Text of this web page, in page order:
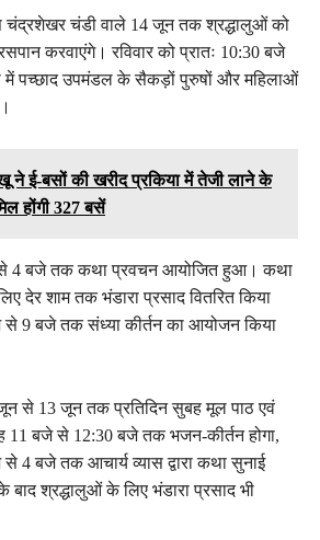
चंद्रशेखर चंडी वाले 14 जून तक श्रद्धालुओं को
करवाएंगे। रविवार को प्रातः 10:30 बजे
में पच्छाद उपमंडल के सैकड़ों पुरुषों और महिलाओं
ने ई-बसों की खरीद प्रकिया में तेजी लाने के
होंगी 327 बसें
से 4 बजे तक कथा प्रवचन आयोजित हुआ। कथा
देर शाम तक भंडारा प्रसाद वितरित किया
से 9 बजे तक संध्या कीर्तन का आयोजन किया
से 13 जून तक प्रतिदिन सुबह मूल पाठ एवं
11 बजे से 12:30 बजे तक भजन-कीर्तन होगा,
4 बजे तक आचार्य व्यास द्वारा कथा सुनाई
बाद श्रद्धालुओं के लिए भंडारा प्रसाद भी